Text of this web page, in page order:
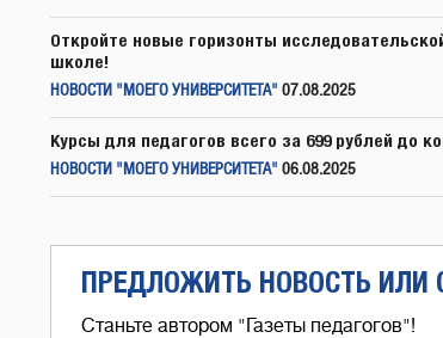
Откройте новые горизонты
школе!
НОВОСТИ "МОЕГО УНИВЕРСИТЕТА" 07.08.2025
Курсы для педагогов всего за 699 рублей до
НОВОСТИ "МОЕГО УНИВЕРСИТЕТА" 06.08.2025
ПРЕДЛОЖИТЬ НОВОСТЬ ИЛИ
Станьте автором "Газеты педагогов"!